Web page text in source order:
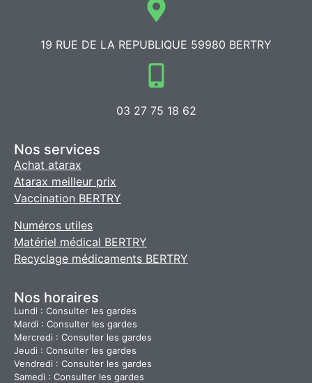
19 RUE DE LA REPUBLIQUE 59980 BERTRY
03 27 75 18 62
Nos services
Achat atarax
Atarax meilleur prix
Vaccination BERTRY
Numéros utiles
Matériel médical BERTRY
Recyclage médicaments BERTRY
Nos horaires
Lundi : Consulter les gardes
Mardi : Consulter les gardes
Mercredi : Consulter les gardes
Jeudi : Consulter les gardes
Vendredi : Consulter les gardes
Samedi : Consulter les gardes